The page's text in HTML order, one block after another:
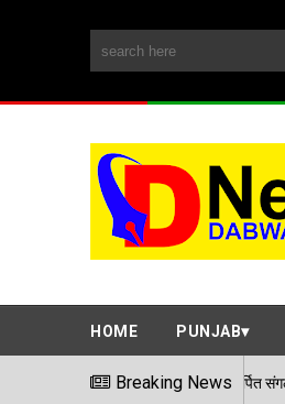
HOME PUNJAB
Breaking News
एडीसी अर्पित संगल ने समाधान शिविर